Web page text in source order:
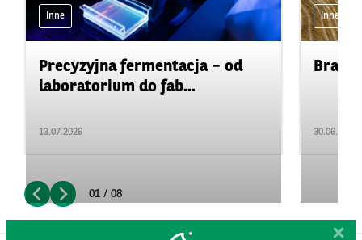
Inne
Precyzyjna fermentacja – od
laboratorium do fab...
13.07.2026
Inne
30.06.2026
01 / 08